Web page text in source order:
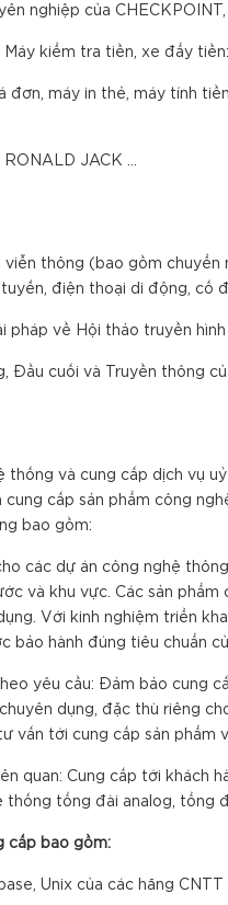
nghiệp của CHECKPOINT,
kiểm tra tiền, xe đẩy tiền:
đơn, máy in thẻ, máy tính
JACK …
viễn thông (bao gồm
điện thoại di động, cố
pháp về Hội thảo truyền
Đầu cuối và Truyền thông
thống và cung cấp dịch vụ
cấp sản phẩm công
bao gồm:
các dự án công nghệ
và khu vực. Các sản
Với kinh nghiệm triển
bảo hành đúng tiêu chuẩn
yêu cầu: Đảm bảo cung
dụng, đặc thù riêng
vấn tới cung cấp sản
quan: Cung cấp tới
tổng đài analog, tổng
cấp bao gồm:
Unix của các hãng